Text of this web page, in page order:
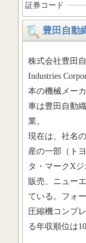
証券コード
豊田自動
株式会社豊田
Industries
本の機械メー
車は豊田自動
業。
現在は、社名
産の一部（ト
タ・マークX
販売、ニュー
ている。フォ
圧縮機コンプ
る年収順位は